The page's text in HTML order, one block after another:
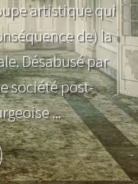
artistique qui
de) la
Désabusé par
société post-
...
Plus d'info